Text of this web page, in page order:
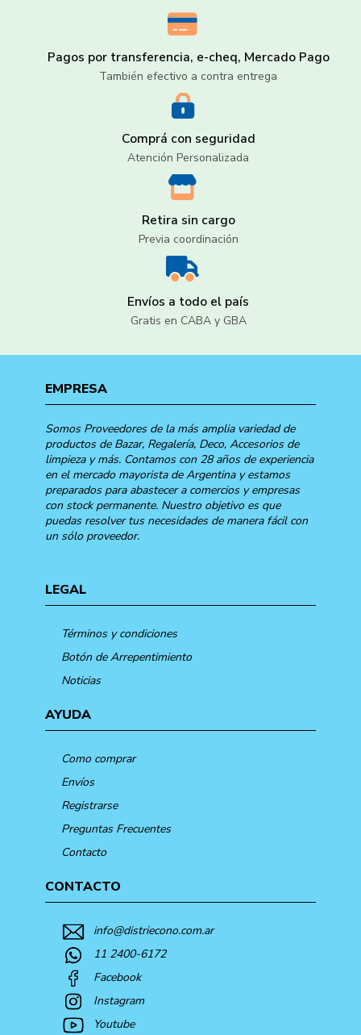
Pagos por transferencia, e-cheq, Mercado Pago
También efectivo a contra entrega
Comprá con seguridad
Atención Personalizada
Retira sin cargo
Previa coordinación
Envíos a todo el país
Gratis en CABA y GBA
EMPRESA
Somos Proveedores de la más amplia variedad de
productos de Bazar, Regalería, Deco, Accesorios de
limpieza y más. Contamos con 28 años de experiencia
en el mercado mayorista de Argentina y estamos
preparados para abastecer a comercios y empresas
con stock permanente. Nuestro objetivo es que
puedas resolver tus necesidades de manera fácil con
un sólo proveedor.
LEGAL
Términos y condiciones
Botón de Arrepentimiento
Noticias
AYUDA
Como comprar
Envíos
Registrarse
Preguntas Frecuentes
Contacto
CONTACTO
info@distriecono.com.ar
11 2400-6172
Facebook
Instagram
Youtube